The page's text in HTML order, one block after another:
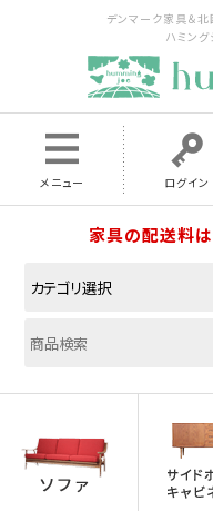
デンマーク家具＆北
ハミン
メニュー ログイン
家具の配送料